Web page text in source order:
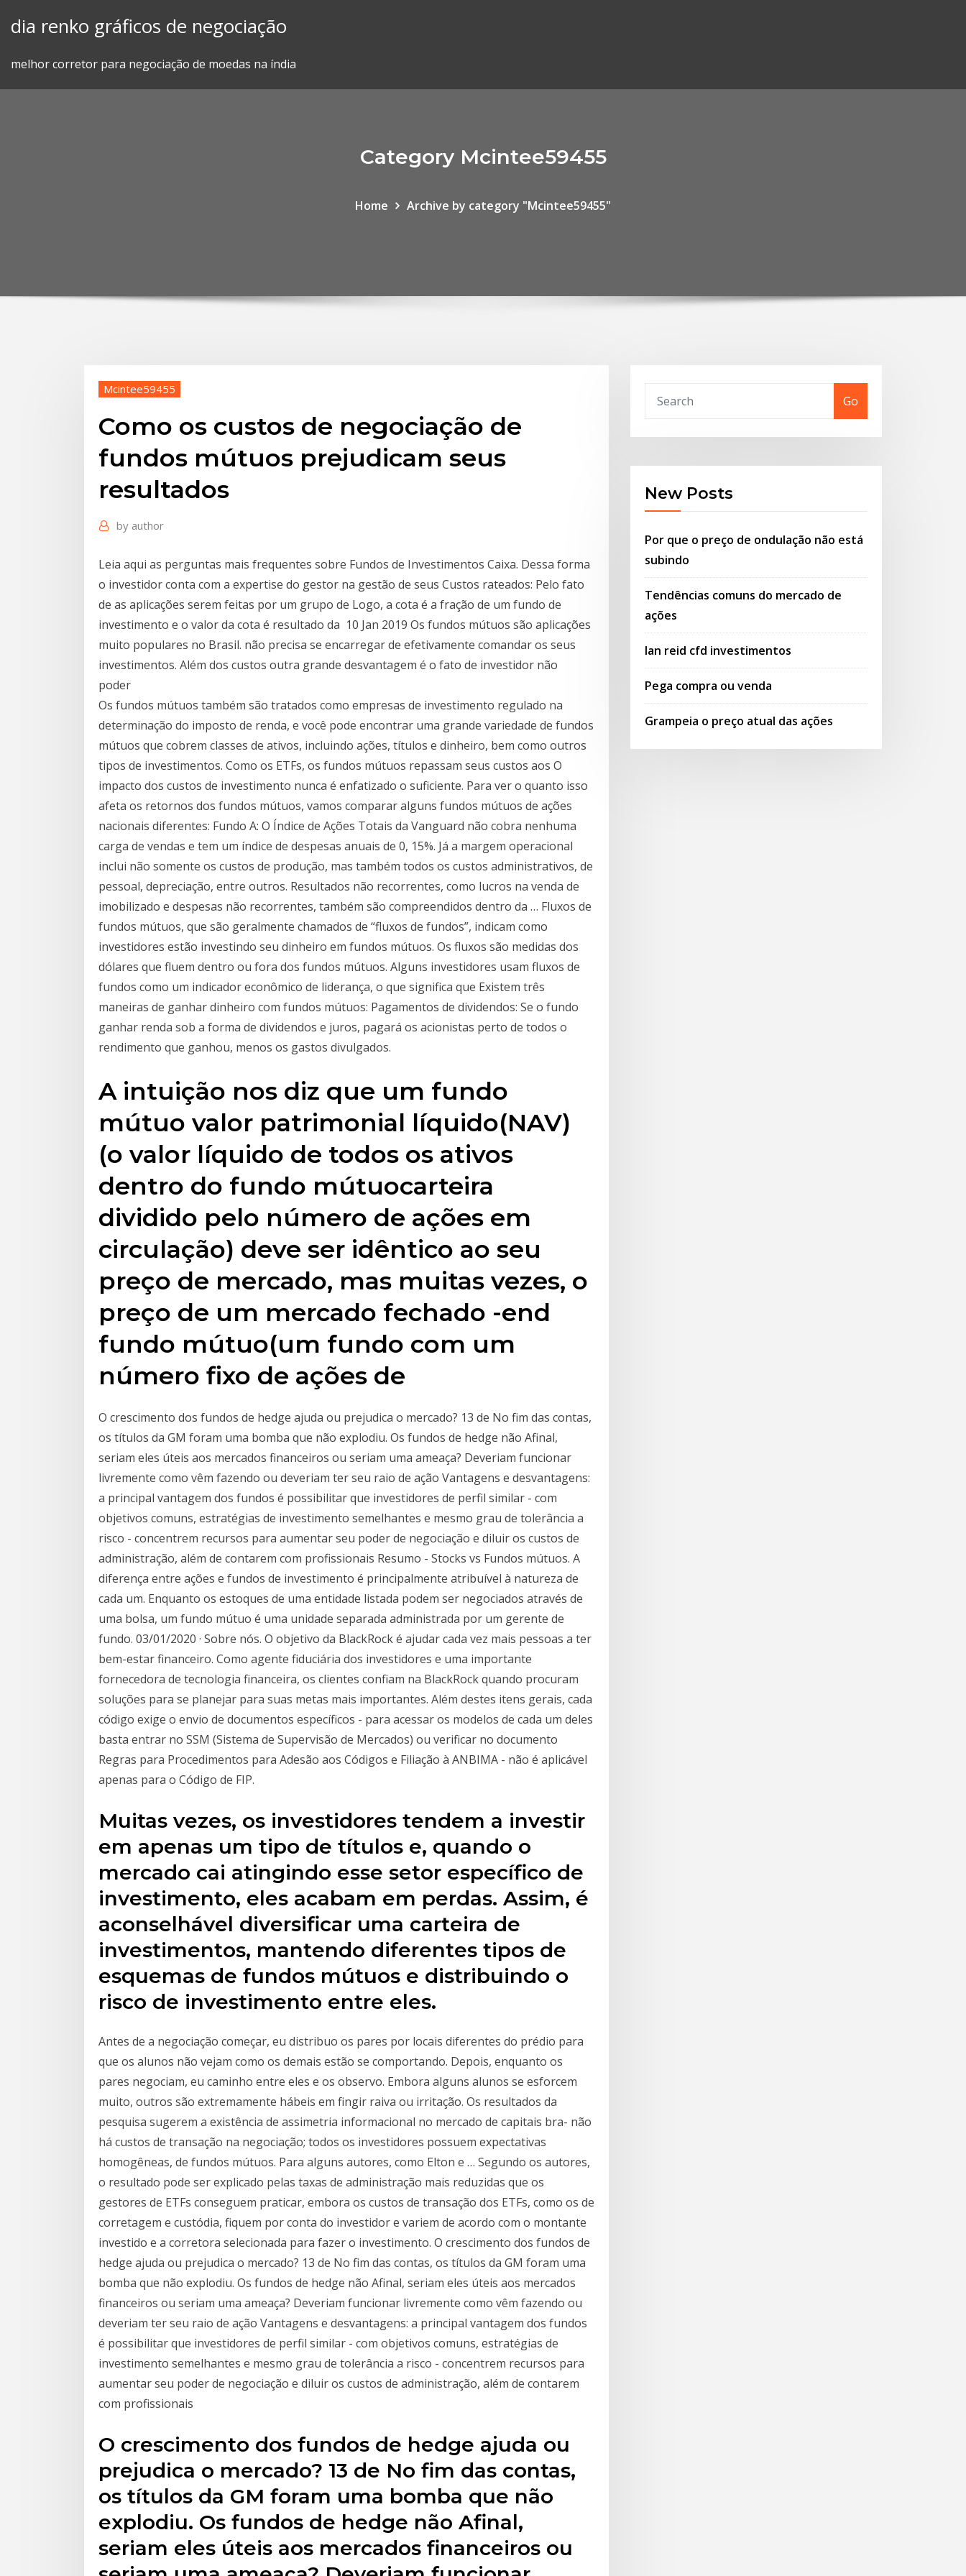
dia renko gráficos de negociação
melhor corretor para negociação de moedas na índia
Category Mcintee59455
Home Archive by category "Mcintee59455"
Mcintee59455
Como os custos de negociação de
fundos mútuos prejudicam seus
resultados
by author
Leia aqui as perguntas mais frequentes sobre Fundos de Investimentos Caixa. Dessa forma
o investidor conta com a expertise do gestor na gestão de seus Custos rateados: Pelo fato
de as aplicações serem feitas por um grupo de Logo, a cota é a fração de um fundo de
investimento e o valor da cota é resultado da 10 Jan 2019 Os fundos mútuos são aplicações
muito populares no Brasil. não precisa se encarregar de efetivamente comandar os seus
investimentos. Além dos custos outra grande desvantagem é o fato de investidor não
poder
Os fundos mútuos também são tratados como empresas de investimento regulado na
determinação do imposto de renda, e você pode encontrar uma grande variedade de fundos
mútuos que cobrem classes de ativos, incluindo ações, títulos e dinheiro, bem como outros
tipos de investimentos. Como os ETFs, os fundos mútuos repassam seus custos aos O
impacto dos custos de investimento nunca é enfatizado o suficiente. Para ver o quanto isso
afeta os retornos dos fundos mútuos, vamos comparar alguns fundos mútuos de ações
nacionais diferentes: Fundo A: O Índice de Ações Totais da Vanguard não cobra nenhuma
carga de vendas e tem um índice de despesas anuais de 0, 15%. Já a margem operacional
inclui não somente os custos de produção, mas também todos os custos administrativos, de
pessoal, depreciação, entre outros. Resultados não recorrentes, como lucros na venda de
imobilizado e despesas não recorrentes, também são compreendidos dentro da … Fluxos de
fundos mútuos, que são geralmente chamados de “fluxos de fundos”, indicam como
investidores estão investindo seu dinheiro em fundos mútuos. Os fluxos são medidas dos
dólares que fluem dentro ou fora dos fundos mútuos. Alguns investidores usam fluxos de
fundos como um indicador econômico de liderança, o que significa que Existem três
maneiras de ganhar dinheiro com fundos mútuos: Pagamentos de dividendos: Se o fundo
ganhar renda sob a forma de dividendos e juros, pagará os acionistas perto de todos o
rendimento que ganhou, menos os gastos divulgados.
A intuição nos diz que um fundo
mútuo valor patrimonial líquido(NAV)
(o valor líquido de todos os ativos
dentro do fundo mútuocarteira
dividido pelo número de ações em
circulação) deve ser idêntico ao seu
preço de mercado, mas muitas vezes, o
preço de um mercado fechado -end
fundo mútuo(um fundo com um
número fixo de ações de
O crescimento dos fundos de hedge ajuda ou prejudica o mercado? 13 de No fim das contas,
os títulos da GM foram uma bomba que não explodiu. Os fundos de hedge não Afinal,
seriam eles úteis aos mercados financeiros ou seriam uma ameaça? Deveriam funcionar
livremente como vêm fazendo ou deveriam ter seu raio de ação Vantagens e desvantagens:
a principal vantagem dos fundos é possibilitar que investidores de perfil similar - com
objetivos comuns, estratégias de investimento semelhantes e mesmo grau de tolerância a
risco - concentrem recursos para aumentar seu poder de negociação e diluir os custos de
administração, além de contarem com profissionais Resumo - Stocks vs Fundos mútuos. A
diferença entre ações e fundos de investimento é principalmente atribuível à natureza de
cada um. Enquanto os estoques de uma entidade listada podem ser negociados através de
uma bolsa, um fundo mútuo é uma unidade separada administrada por um gerente de
fundo. 03/01/2020 · Sobre nós. O objetivo da BlackRock é ajudar cada vez mais pessoas a ter
bem-estar financeiro. Como agente fiduciária dos investidores e uma importante
fornecedora de tecnologia financeira, os clientes confiam na BlackRock quando procuram
soluções para se planejar para suas metas mais importantes. Além destes itens gerais, cada
código exige o envio de documentos específicos - para acessar os modelos de cada um deles
basta entrar no SSM (Sistema de Supervisão de Mercados) ou verificar no documento
Regras para Procedimentos para Adesão aos Códigos e Filiação à ANBIMA - não é aplicável
apenas para o Código de FIP.
Muitas vezes, os investidores tendem a investir
em apenas um tipo de títulos e, quando o
mercado cai atingindo esse setor específico de
investimento, eles acabam em perdas. Assim, é
aconselhável diversificar uma carteira de
investimentos, mantendo diferentes tipos de
esquemas de fundos mútuos e distribuindo o
risco de investimento entre eles.
Antes de a negociação começar, eu distribuo os pares por locais diferentes do prédio para
que os alunos não vejam como os demais estão se comportando. Depois, enquanto os
pares negociam, eu caminho entre eles e os observo. Embora alguns alunos se esforcem
muito, outros são extremamente hábeis em fingir raiva ou irritação. Os resultados da
pesquisa sugerem a existência de assimetria informacional no mercado de capitais bra- não
há custos de transação na negociação; todos os investidores possuem expectativas
homogêneas, de fundos mútuos. Para alguns autores, como Elton e … Segundo os autores,
o resultado pode ser explicado pelas taxas de administração mais reduzidas que os
gestores de ETFs conseguem praticar, embora os custos de transação dos ETFs, como os de
corretagem e custódia, fiquem por conta do investidor e variem de acordo com o montante
investido e a corretora selecionada para fazer o investimento. O crescimento dos fundos de
hedge ajuda ou prejudica o mercado? 13 de No fim das contas, os títulos da GM foram uma
bomba que não explodiu. Os fundos de hedge não Afinal, seriam eles úteis aos mercados
financeiros ou seriam uma ameaça? Deveriam funcionar livremente como vêm fazendo ou
deveriam ter seu raio de ação Vantagens e desvantagens: a principal vantagem dos fundos
é possibilitar que investidores de perfil similar - com objetivos comuns, estratégias de
investimento semelhantes e mesmo grau de tolerância a risco - concentrem recursos para
aumentar seu poder de negociação e diluir os custos de administração, além de contarem
com profissionais
O crescimento dos fundos de hedge ajuda ou
prejudica o mercado? 13 de No fim das contas,
os títulos da GM foram uma bomba que não
explodiu. Os fundos de hedge não Afinal,
seriam eles úteis aos mercados financeiros ou
Go
New Posts
Por que o preço de ondulação não está
subindo
Tendências comuns do mercado de
ações
Ian reid cfd investimentos
Pega compra ou venda
Grampeia o preço atual das ações